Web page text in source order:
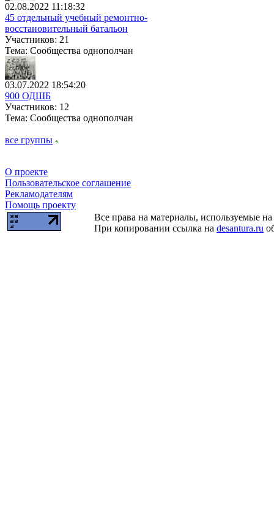
02.08.2022 11:18:32
45 отдельный учебный ремонтно-
восстановительный батальон
Участников: 21
Тема: Сообщества однополчан
03.07.2022 18:54:20
900 ОДШБ
Участников: 12
Тема: Сообщества однополчан
все группы
О проекте
Пользовательское соглашение
Рекламодателям
Помощь проекту
Все права на материалы, используемые
При копировании ссылка на desantura.ru